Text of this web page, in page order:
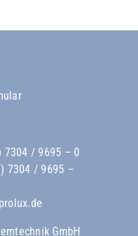
7304 / 9695 – 0
7304 / 9695 –
GmbH